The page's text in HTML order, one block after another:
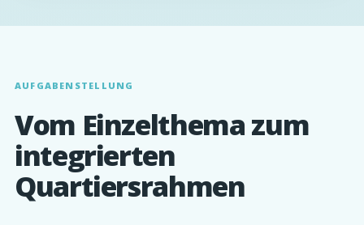
AUFGABENSTELLUNG
Vom Einzelthema zum
integrierten
Quartiersrahmen